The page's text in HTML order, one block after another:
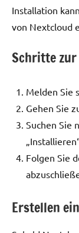
Installation
von Nextcloud
Schritte
Melden Sie
Gehen Sie
Suchen Sie
Folgen Sie
Erstellen